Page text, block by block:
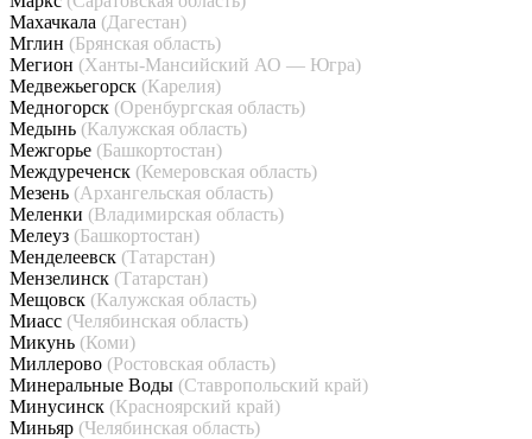
Махачкала (Дагестан)
Мглин (Брянская область)
Мегион (Ханты-Мансийский АО — Югра)
Медвежьегорск (Карелия)
Медногорск (Оренбургская область)
Медынь (Калужская область)
Межгорье (Башкортостан)
Междуреченск (Кемеровская область)
Мезень (Архангельская область)
Меленки (Владимирская область)
Мелеуз (Башкортостан)
Менделеевск (Татарстан)
Мензелинск (Татарстан)
Мещовск (Калужская область)
Миасс (Челябинская область)
Микунь (Коми)
Миллерово (Ростовская область)
Минеральные Воды (Ставропольский край)
Минусинск (Красноярский край)
Миньяр (Челябинская область)